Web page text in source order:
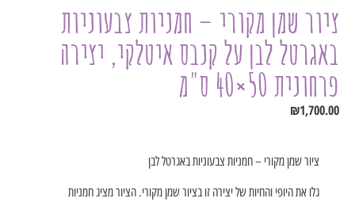
ציור שמן מקורי – חמניות צבעוניות
באגרטל לבן על קנבס איטלקי, יצירה
פרחונית 50×40 ס"מ
₪1,700.00
ציור שמן מקורי – חמניות צבעוניות באגרטל לבן
גלו את היופי והחיות של יצירה זו בציור שמן מקורי. הציור מציג חמניות